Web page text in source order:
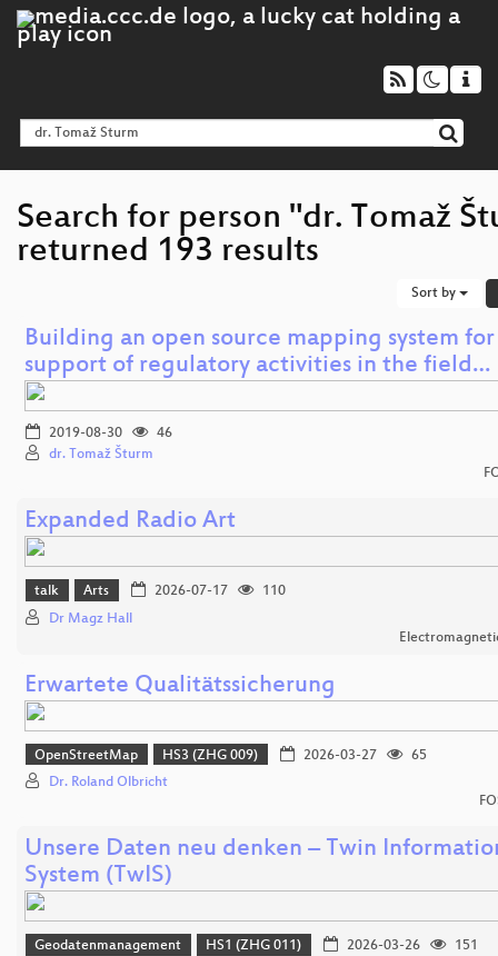
Search for person "dr. Tomaž
returned 193 results
Sort by
Building an open source mapping system for
support of regulatory activities in the field…
2019-08-30
46
dr. Tomaž Šturm
Expanded Radio Art
talk Arts 2026-07-17
110
Dr Magz Hall
Erwartete Qualitätssicherung
OpenStreetMap HS3 (ZHG 009) 2026-03-27
65
Dr. Roland Olbricht
Unsere Daten neu denken – Twin
System (TwIS)
Geodatenmanagement HS1 (ZHG 011) 2026-03-26
151